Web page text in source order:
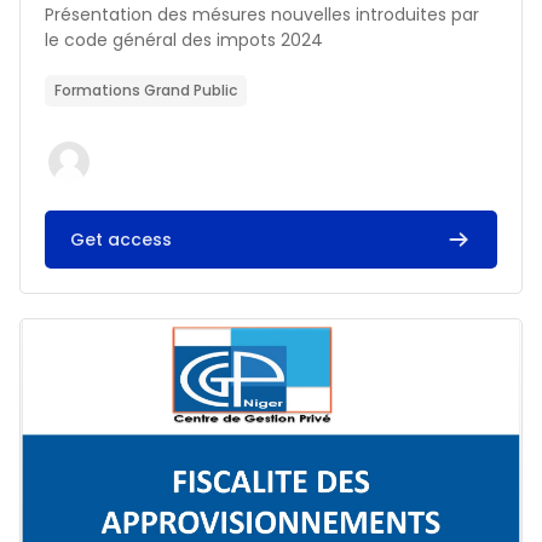
Résumé du cours :
Présentation des mésures nouvelles introduites par
le code général des impots 2024
Formations Grand Public
Get access
Image du cours FISCALITE DES APPROVISIONNEMENTS